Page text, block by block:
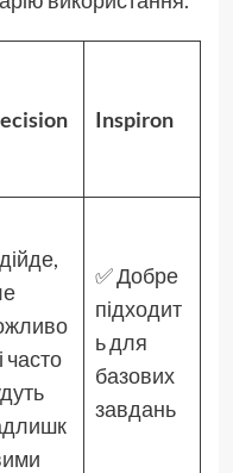
Inspiron
часто
✅ Добре
підходит
ь для
базових
завдань